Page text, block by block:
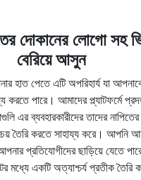
দোকানের লোগো সহ
বেরিয়ে আসুন
হাত পেতে এটি অপরিহার্য যা
করতে পারে। আমাদের প্ল্যাটফর্মে
এর ব্যবহারকারীদের তাদের
তৈরি করতে সাহায্য করে। আপনি
প্রতিযোগীদের ছাড়িয়ে যেতে
মধ্যে একটি অত্যাশ্চর্য প্রতীক তৈরি